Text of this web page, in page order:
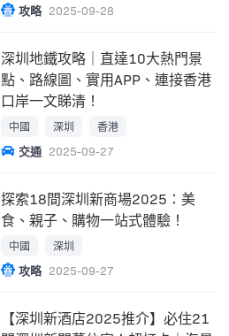
攻略 2025-09-28
深圳地鐵攻略｜直達10大熱門景
點、路線圖、實用APP、連接香港
口岸一文睇清！
中國 深圳 香港
交通 2025-09-27
探索18間深圳新商場2025：美
食、親子、購物一站式體驗！
中國 深圳
攻略 2025-09-27
【深圳新酒店2025推介】必住21